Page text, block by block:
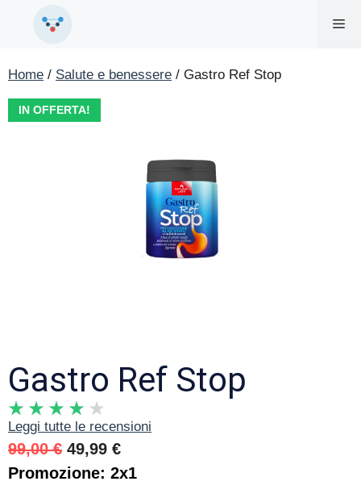
Home / Salute e benessere / Gastro Ref Stop
IN OFFERTA!
Gastro Ref Stop
Leggi tutte le recensioni
99,00€ Il
prezzo
49,99 €Il
prezzo
Promozione: 2x1